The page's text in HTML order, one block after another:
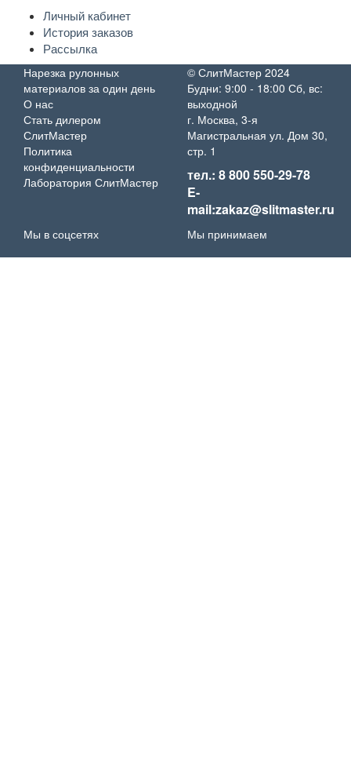
Личный кабинет
История заказов
Рассылка
Нарезка рулонных
материалов за один день
О нас
Стать дилером
СлитМастер
Политика
конфиденциальности
Лаборатория СлитМастер
© СлитМастер 2024
Будни: 9:00 - 18:00 Сб, вс:
выходной
г. Москва, 3-я
Магистральная ул. Дом 30,
стр. 1
тел.: 8 800 550-29-78
E-
mail:zakaz@slitmaster.ru
Мы в соцсетях Мы принимаем